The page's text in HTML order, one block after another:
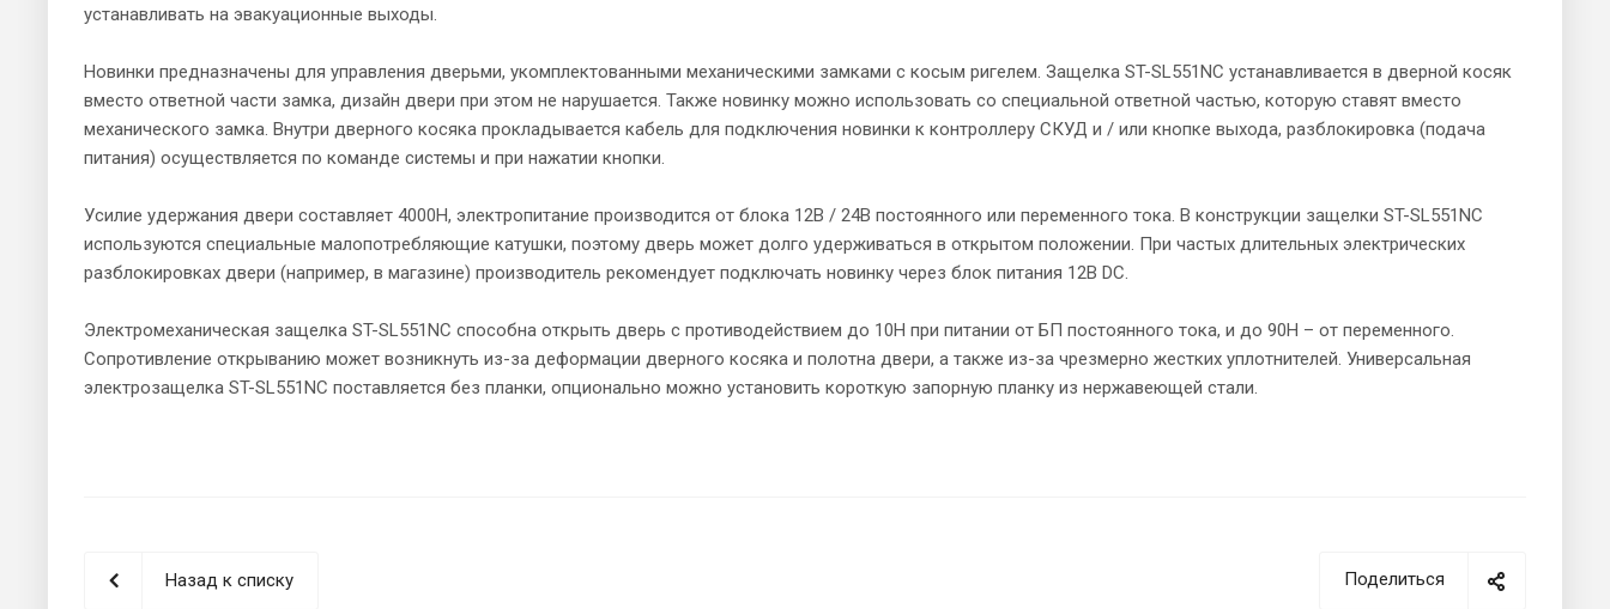
устанавливать на эвакуационные выходы.
Новинки предназначены для управления дверьми, укомплектованными механическими замками с косым ригелем. Защелка ST-SL551NC устанавливается в дверной косяк
вместо ответной части замка, дизайн двери при этом не нарушается. Также новинку можно использовать со специальной ответной частью, которую ставят вместо
механического замка. Внутри дверного косяка прокладывается кабель для подключения новинки к контроллеру СКУД и / или кнопке выхода, разблокировка (подача
питания) осуществляется по команде системы и при нажатии кнопки.
Усилие удержания двери составляет 4000H, электропитание производится от блока 12В / 24В постоянного или переменного тока. В конструкции защелки ST-SL551NC
используются специальные малопотребляющие катушки, поэтому дверь может долго удерживаться в открытом положении. При частых длительных электрических
разблокировках двери (например, в магазине) производитель рекомендует подключать новинку через блок питания 12В DC.
Электромеханическая защелка ST-SL551NC способна открыть дверь с противодействием до 10H при питании от БП постоянного тока, и до 90H – от переменного.
Сопротивление открыванию может возникнуть из-за деформации дверного косяка и полотна двери, а также из-за чрезмерно жестких уплотнителей. Универсальная
электрозащелка ST-SL551NC поставляется без планки, опционально можно установить короткую запорную планку из нержавеющей стали.
Поделиться
Назад к списку